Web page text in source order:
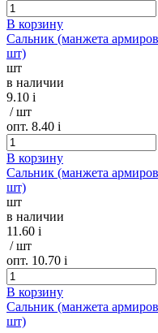
В корзину
Сальник (манжета
шт)
шт
в наличии
9.10 i
/ шт
опт. 8.40 i
В корзину
Сальник (манжета
шт)
шт
в наличии
11.60 i
/ шт
опт. 10.70 i
В корзину
Сальник (манжета
шт)